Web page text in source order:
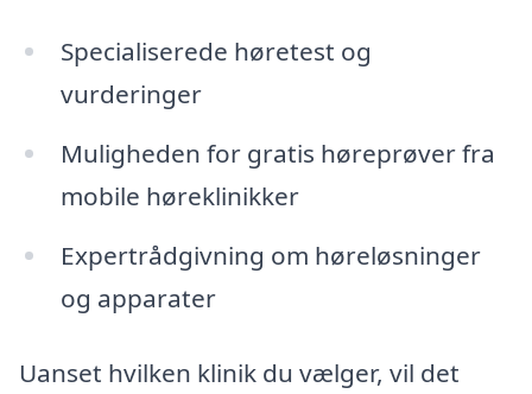
Specialiserede høretest og
vurderinger
Muligheden for gratis høreprøver fra
mobile høreklinikker
Expertrådgivning om høreløsninger
og apparater
Uanset hvilken klinik du vælger, vil det